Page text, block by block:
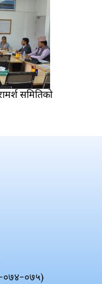
समितिको
०७४-०७५)